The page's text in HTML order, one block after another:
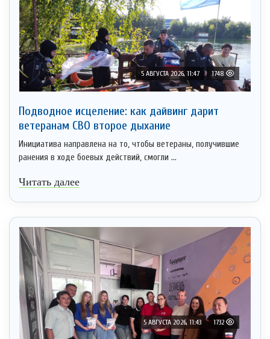
5 АВГУСТА 2026, 11:47 1748
Подводное исцеление: как дайвинг дарит
ветеранам СВО второе дыхание
Инициатива направлена на то, чтобы ветераны, получившие
ранения в ходе боевых действий, смогли ...
Читать далее
5 АВГУСТА 2026, 11:43 1732